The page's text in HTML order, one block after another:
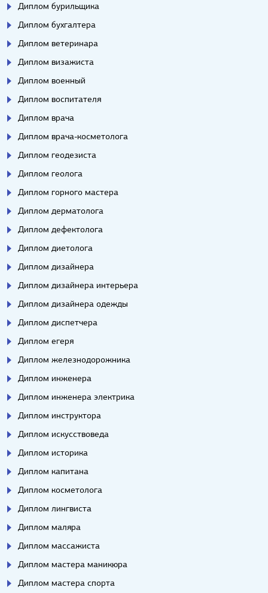
Диплом бурильщика
Диплом бухгалтера
Диплом ветеринара
Диплом визажиста
Диплом военный
Диплом воспитателя
Диплом врача
Диплом врача-косметолога
Диплом геодезиста
Диплом геолога
Диплом горного мастера
Диплом дерматолога
Диплом дефектолога
Диплом диетолога
Диплом дизайнера
Диплом дизайнера интерьера
Диплом дизайнера одежды
Диплом диспетчера
Диплом егеря
Диплом железнодорожника
Диплом инженера
Диплом инженера электрика
Диплом инструктора
Диплом искусствоведа
Диплом историка
Диплом капитана
Диплом косметолога
Диплом лингвиста
Диплом маляра
Диплом массажиста
Диплом мастера маникюра
Диплом мастера спорта